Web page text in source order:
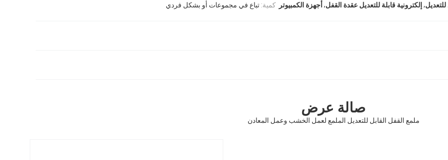
كمية: تباع في مجموعات أو بشكل فردي , إلكترونية قابلة للتعديل عقدة القفل, أجهزة الكمبيوتر
صالة عرض
ملمع القفل القابل للتعديل الملمع لعمل الخشب وعمل المعادن